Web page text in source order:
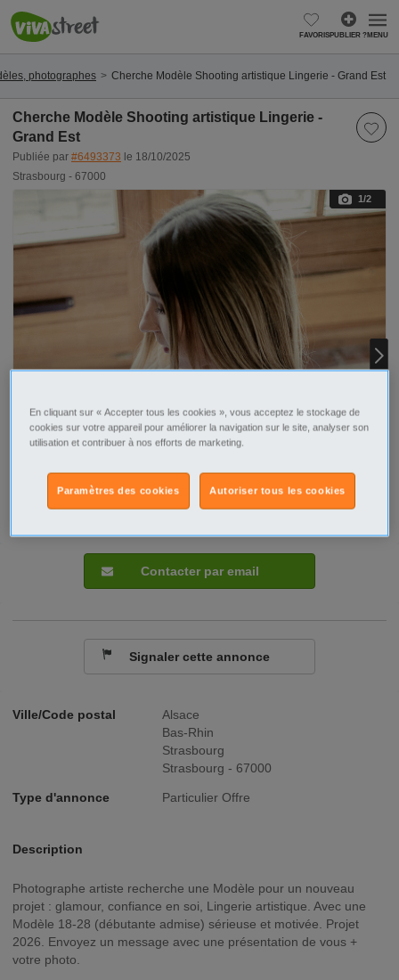
FAVORISPUBLIER ?MENU
photographes Cherche Modèle Shooting artistique Lingerie - Grand Est
Cherche Modèle Shooting artistique Lingerie -
Grand Est
Publiée par #6493373 le 18/10/2025
Strasbourg - 67000
1/2
Ville/Code postal
Alsace
Bas-Rhin
Strasbourg
Strasbourg - 67000
Type d'annonce Particulier Offre
Description
Photographe artiste recherche une Modèle pour un nouveau
projet : glamour, confiance en soi, Lingerie artistique. Avec une
Modèle 18-28 (débutante admise) sérieuse et motivée. Projet
2026. Envoyez un message avec une présentation de vous +
votre photo.
Contacter par email
Signaler cette annonce
En cliquant sur « Accepter tous les cookies », vous acceptez le stockage de
cookies sur votre appareil pour améliorer la navigation sur le site, analyser son
utilisation et contribuer à nos efforts de marketing.
Autoriser tous les cookies
Paramètres des cookies